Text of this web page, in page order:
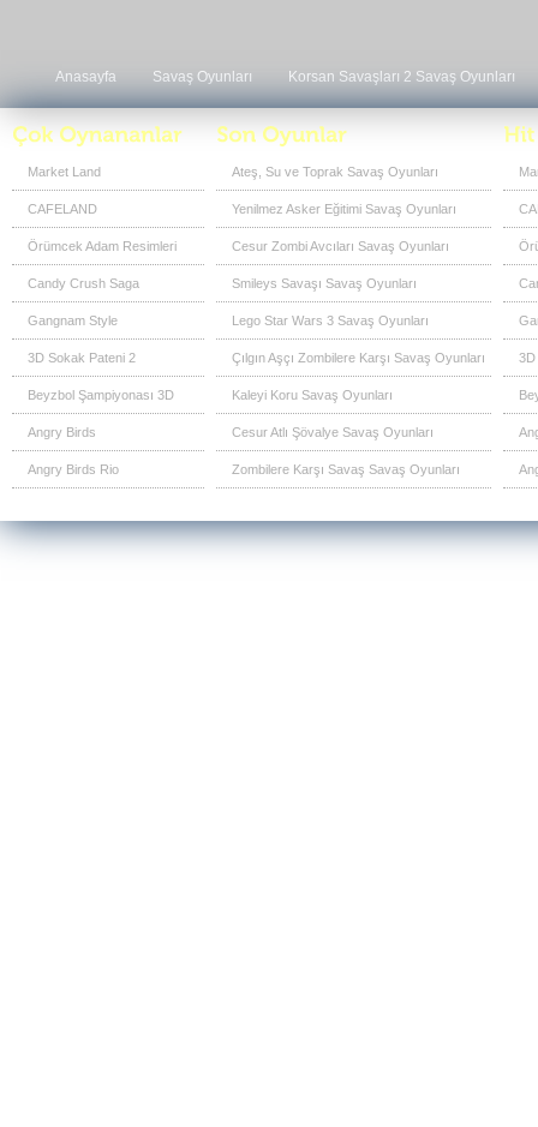
Anasayfa Savaş Oyunları Korsan Savaşları 2 Savaş Oyunları
Market Land
CAFELAND
Örümcek Adam Resimleri
Candy Crush Saga
Gangnam Style
3D Sokak Pateni 2
Beyzbol Şampiyonası 3D
Angry Birds
Angry Birds Rio
Ateş, Su ve Toprak Savaş Oyunları
Yenilmez Asker Eğitimi Savaş Oyunları
Cesur Zombi Avcıları Savaş Oyunları
Smileys Savaşı Savaş Oyunları
Lego Star Wars 3 Savaş Oyunları
Çılgın Aşçı Zombilere Karşı Savaş Oyunları
Kaleyi Koru Savaş Oyunları
Cesur Atlı Şövalye Savaş Oyunları
Zombilere Karşı Savaş Savaş Oyunları
3D